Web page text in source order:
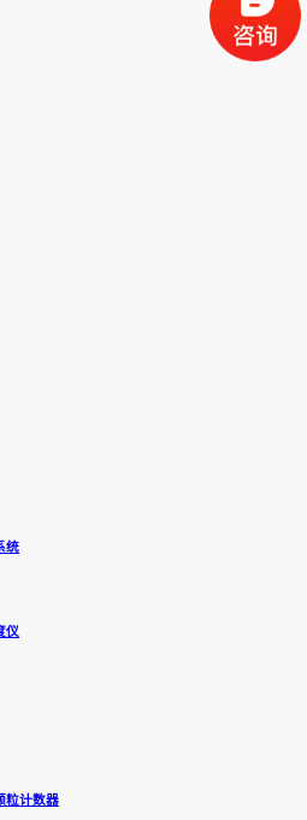
统
仪
粒计数器